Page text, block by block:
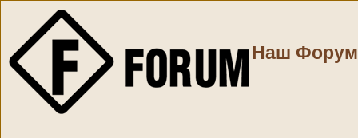
Наш Форум